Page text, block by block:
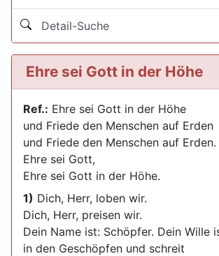
Detail-Suche
Ehre sei Gott in der Höhe
Ref.: Ehre sei Gott in der Höhe
und Friede den Menschen auf Erden
und Friede den Menschen auf Erden.
Ehre sei Gott,
Ehre sei Gott in der Höhe.
1) Dich, Herr, loben wir.
Dich, Herr, preisen wir.
Dein Name ist: Schöpfer. Dein Wille
in den Geschöpfen und schreit